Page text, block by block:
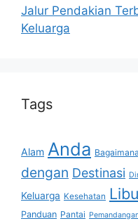
Jalur Pendakian
Keluarga
Tags
Alam Anda Bagaimana
dengan Destinasi
Keluarga Kesehatan
Panduan Pantai